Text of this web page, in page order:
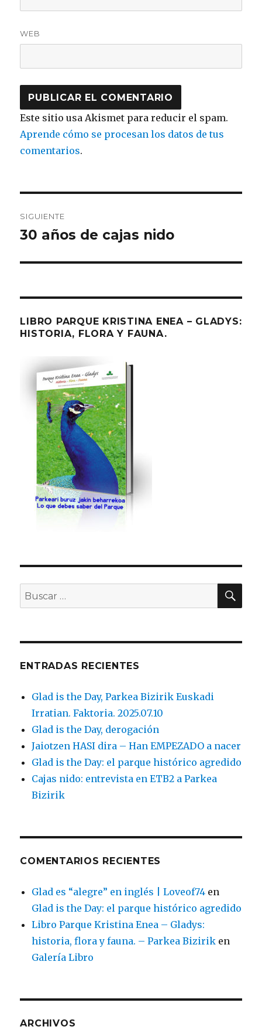
WEB
Este sitio usa Akismet para reducir el spam.
Aprende cómo se procesan los datos de tus
comentarios.
de
SIGUIENTE
Entrada
30 años de cajas nido
LIBRO PARQUE KRISTINA ENEA – GLADYS:
HISTORIA, FLORA Y FAUNA.
Buscar
por:
ENTRADAS RECIENTES
Glad is the Day, Parkea Bizirik Euskadi
Irratian. Faktoria. 2025.07.10
Glad is the Day, derogación
Jaiotzen HASI dira – Han EMPEZADO a nacer
Glad is the Day: el parque histórico agredido
Cajas nido: entrevista en ETB2 a Parkea
Bizirik
COMENTARIOS RECIENTES
Glad es “alegre” en inglés | Loveof74 en
Glad is the Day: el parque histórico agredido
Libro Parque Kristina Enea – Gladys:
historia, flora y fauna. – Parkea Bizirik en
Galería Libro
ARCHIVOS